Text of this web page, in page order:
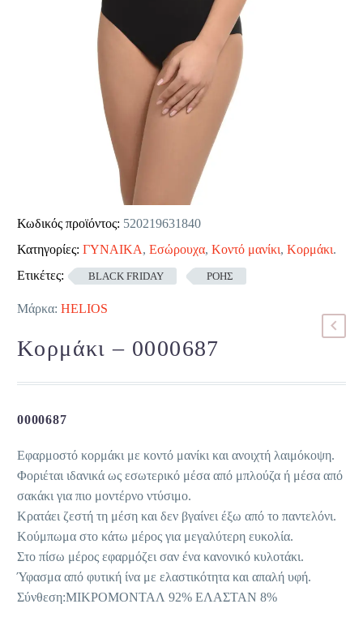
Κωδικός προϊόντος: 520219631840
Κατηγορίες: ΓΥΝΑΙΚΑ, Εσώρουχα, Κοντό μανίκι, Κορμάκι.
Ετικέτες:
BLACK FRIDAY ΡΟΗΣ
Μάρκα: HELIOS
Κορμάκι – 0000687
0000687
Εφαρμοστό κορμάκι με κοντό μανίκι και ανοιχτή λαιμόκοψη.
Φοριέται ιδανικά ως εσωτερικό μέσα από μπλούζα ή μέσα από
σακάκι για πιο μοντέρνο ντύσιμο.
Κρατάει ζεστή τη μέση και δεν βγαίνει έξω από το παντελόνι.
Κούμπωμα στο κάτω μέρος για μεγαλύτερη ευκολία.
Στο πίσω μέρος εφαρμόζει σαν ένα κανονικό κυλοτάκι.
Ύφασμα από φυτική ίνα με ελαστικότητα και απαλή υφή.
Σύνθεση:ΜΙΚΡΟΜΟΝΤΑΛ 92% ΕΛΑΣΤΑΝ 8%